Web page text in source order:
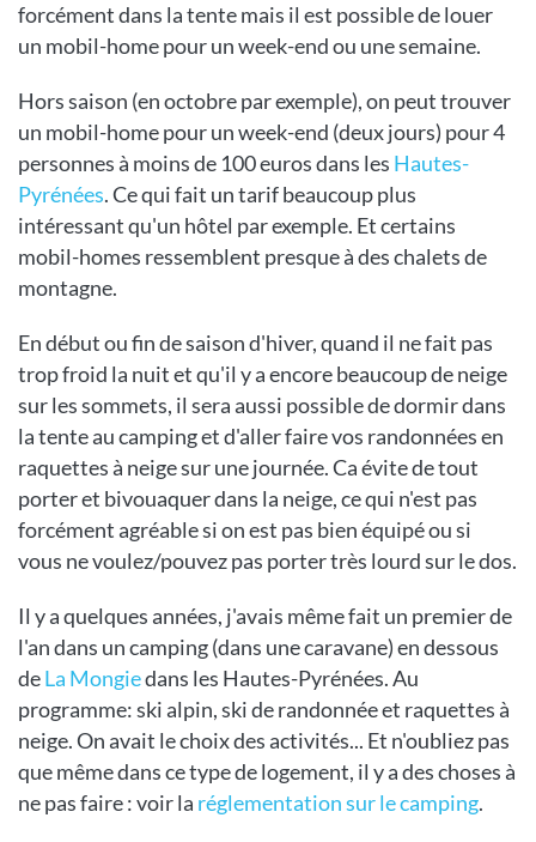
forcément dans la tente mais il est possible de louer
un mobil-home pour un week-end ou une semaine.
Hors saison (en octobre par exemple), on peut trouver
un mobil-home pour un week-end (deux jours) pour 4
personnes à moins de 100 euros dans les Hautes-
Pyrénées. Ce qui fait un tarif beaucoup plus
intéressant qu'un hôtel par exemple. Et certains
mobil-homes ressemblent presque à des chalets de
montagne.
En début ou fin de saison d'hiver, quand il ne fait pas
trop froid la nuit et qu'il y a encore beaucoup de neige
sur les sommets, il sera aussi possible de dormir dans
la tente au camping et d'aller faire vos randonnées en
raquettes à neige sur une journée. Ca évite de tout
porter et bivouaquer dans la neige, ce qui n'est pas
forcément agréable si on est pas bien équipé ou si
vous ne voulez/pouvez pas porter très lourd sur le dos.
Il y a quelques années, j'avais même fait un premier de
l'an dans un camping (dans une caravane) en dessous
deLa Mongiedans les Hautes-Pyrénées. Au
programme: ski alpin, ski de randonnée et raquettes à
neige. On avait le choix des activités... Et n'oubliez pas
que même dans ce type de logement, il y a des choses à
ne pas faire : voir la réglementation sur le camping.